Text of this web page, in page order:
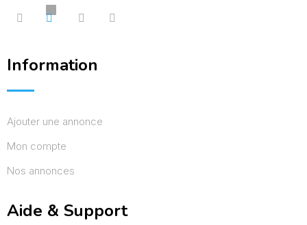
Information
Ajouter une annonce
Mon compte
Nos annonces
Aide & Support